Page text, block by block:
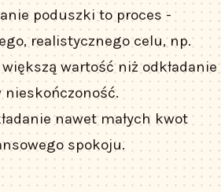
poduszki to proces -
realistycznego celu, np.
wartość niż odkładanie
nawet małych kwot
spokoju.